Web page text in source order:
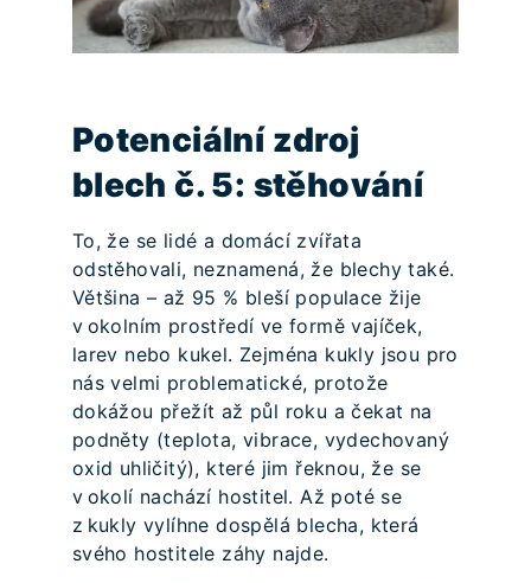
Potenciální zdroj
blech č. 5: stěhování
To, že se lidé a domácí zvířata
odstěhovali, neznamená, že blechy také.
Většina – až 95 % bleší populace žije
v okolním prostředí ve formě vajíček,
larev nebo kukel. Zejména kukly jsou pro
nás velmi problematické, protože
dokážou přežít až půl roku a čekat na
podněty (teplota, vibrace, vydechovaný
oxid uhličitý), které jim řeknou, že se
v okolí nachází hostitel. Až poté se
z kukly vylíhne dospělá blecha, která
svého hostitele záhy najde.